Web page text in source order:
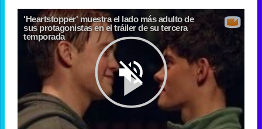
Play
'Heartstopper' muestra el lado más adulto de
sus protagonistas en el tráiler de su tercera
temporada